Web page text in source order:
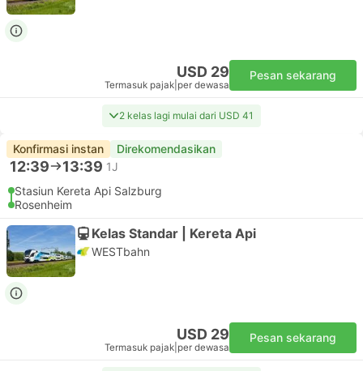
USD 29
Termasuk pajak per dewasa
Pesan sekarang
2 kelas lagi mulai dari USD 41
Konfirmasi instan Direkomendasikan
12:39 13:39 1J
Stasiun Kereta Api Salzburg
Rosenheim
Kelas Standar | Kereta Api
WESTbahn
USD 29
Termasuk pajak per dewasa
Pesan sekarang